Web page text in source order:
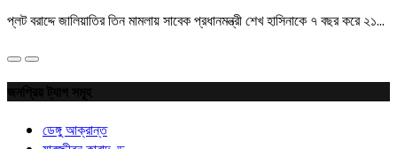
প্লট বরাদ্দে জালিয়াতির তিন মামলায় সাবেক প্রধানমন্ত্রী শেখ হাসিনাকে ৭ বছর করে ২১...
ডেঙ্গু আক্রান্ত